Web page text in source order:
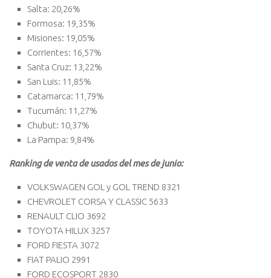
Salta: 20,26%
Formosa: 19,35%
Misiones: 19,05%
Corrientes: 16,57%
Santa Cruz: 13,22%
San Luis: 11,85%
Catamarca: 11,79%
Tucumán: 11,27%
Chubut: 10,37%
La Pampa: 9,84%
Ranking de venta de usados del mes de junio:
VOLKSWAGEN GOL y GOL TREND 8321
CHEVROLET CORSA Y CLASSIC 5633
RENAULT CLIO 3692
TOYOTA HILUX 3257
FORD FIESTA 3072
FIAT PALIO 2991
FORD ECOSPORT 2830